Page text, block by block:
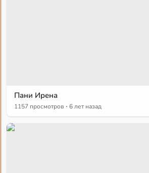
Пани Ирена
1157 просмотров · 6 лет назад